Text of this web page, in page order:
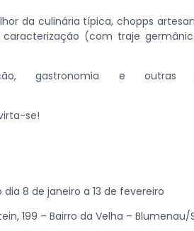
da culinária típica, chopps
(com traje
gastronomia e outras
se!
8 de janeiro a 13 de fevereiro
199 – Bairro da Velha – Blumenau/